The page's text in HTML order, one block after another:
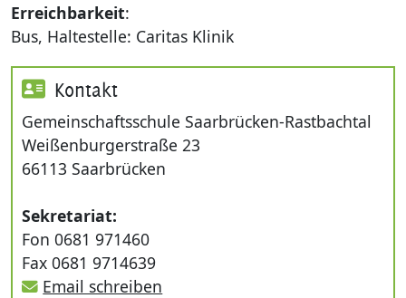
Erreichbarkeit:
Bus, Haltestelle: Caritas Klinik
Kontakt
Gemeinschaftsschule Saarbrücken-Rastbachtal
Weißenburgerstraße 23
66113 Saarbrücken
Sekretariat:
Fon 0681 971460
Fax 0681 9714639
Email schreiben